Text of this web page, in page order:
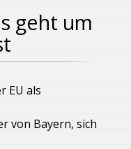
geht um
EU als
von Bayern, sich